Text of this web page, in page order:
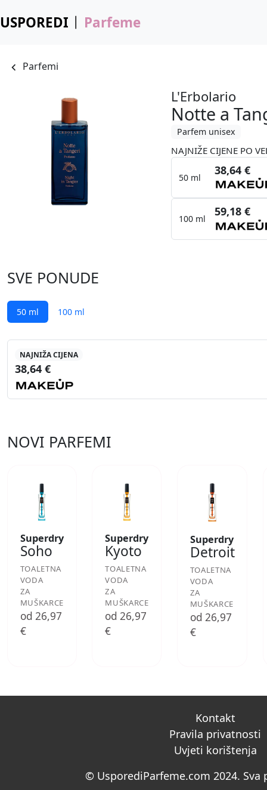
USPOREDI Parfeme
Parfemi
L'Erbolario
Notte a
Parfem unisex
NAJNIŽE CIJENE PO
50 ml
38,64 €
100 ml
59,18 €
SVE PONUDE
50 ml 100 ml
NAJNIŽA CIJENA
38,64 €
NOVI PARFEMI
Superdry
Soho
TOALETNA
VODA
ZA
MUŠKARCE
od 26,97
€
Superdry
Kyoto
TOALETNA
VODA
ZA
MUŠKARCE
od 26,97
€
Superdry
Detroit
TOALETNA
VODA
ZA
MUŠKARCE
od 26,97
€
Kontakt
Pravila privatnosti
Uvjeti korištenja
© UsporediParfeme.com 2024. Sva